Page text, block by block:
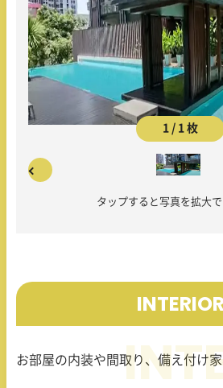
1 / 1 枚
タップすると写真を拡大で
INTERIOR
お部屋の内装や間取り、備え付け家